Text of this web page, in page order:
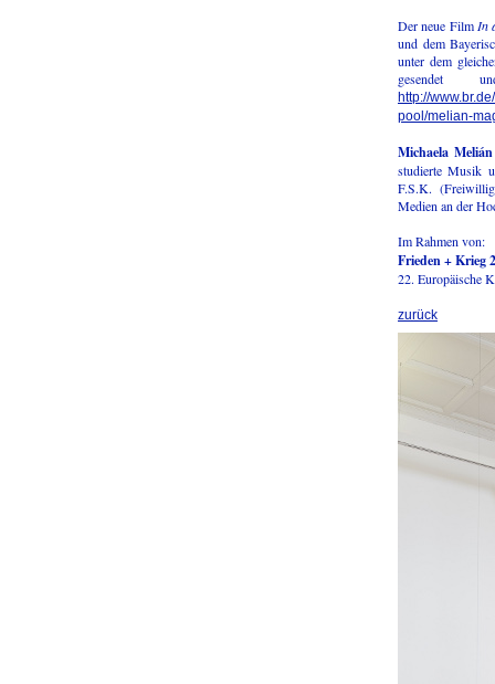
Der neue Film In
und dem
unter dem
http://
pool/melian-
Michaela
studierte Musik
F.S.K.
Medien an der
Im Rahmen von:
Frieden + Krieg
22. Europäische
zurück